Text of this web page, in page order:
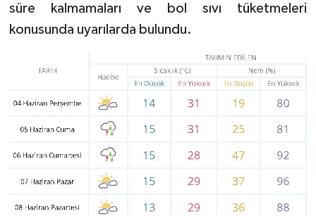
süre kalmamaları ve bol sıvı tüketmeleri
konusunda uyarılarda bulundu.